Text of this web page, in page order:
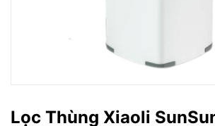
Lọc Thùng Xiaoli